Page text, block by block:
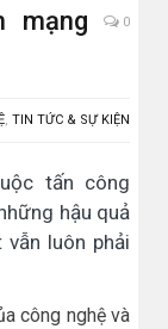
mạng
0
, TIN TỨC & SỰ KIỆN
tấn công
hậu quả
luôn phải
công nghệ và